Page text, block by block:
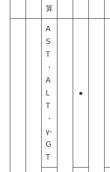
算
A
S
T
・
A
L
T
・
γ-
G
T
●